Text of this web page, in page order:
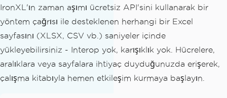
IronXL'ın zaman aşımı ücretsiz API'sini kullanarak bir
yöntem çağrısı ile desteklenen herhangi bir Excel
sayfasını (XLSX, CSV vb.) saniyeler içinde
yükleyebilirsiniz - Interop yok, karışıklık yok. Hücrelere,
aralıklara veya sayfalara ihtiyaç duyduğunuzda erişerek,
çalışma kitabıyla hemen etkileşim kurmaya başlayın.